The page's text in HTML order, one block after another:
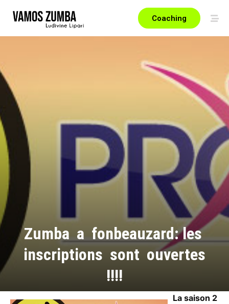
Coaching
Zumba a fonbeauzard: les
inscriptions sont ouvertes
!!!!
La saison 2